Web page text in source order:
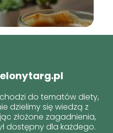
do tematów diety,
dzielimy się wiedzą z
złożone zagadnienia,
dostępny dla każdego.